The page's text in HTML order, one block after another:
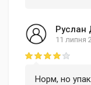
Руслан
11 липня
Rating: 4 out of 5
Норм, но